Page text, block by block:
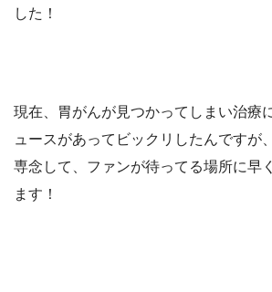
した！
現在、胃がんが見つかってしまい治療
ュースがあってビックリしたんですが
専念して、ファンが待ってる場所に早
ます！